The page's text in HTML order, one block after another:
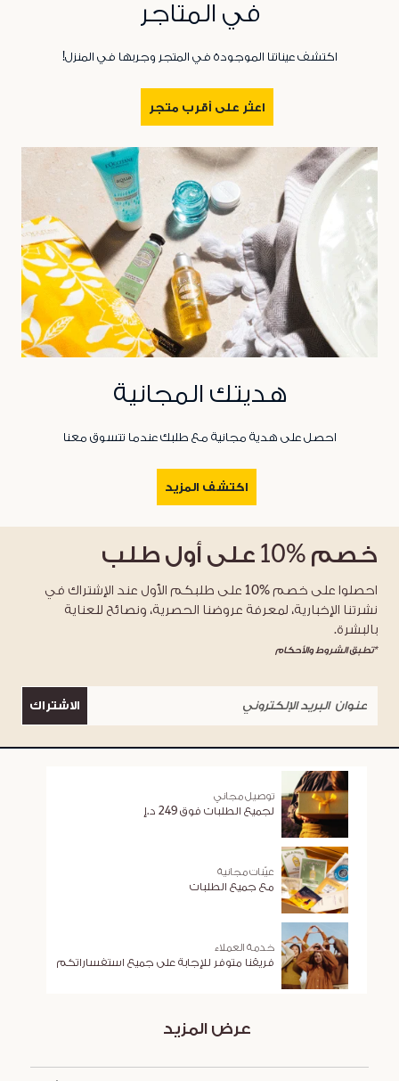
في المتاجر
اكتشف عيناتنا الموجودة في المتجر وجربها في المنزل!
اعثر على أقرب متجر
هديتك المجانية
احصل على هدية مجانية مع طلبك عندما تتسوق معنا
اكتشف المزيد
خصم %10 على أول طلب
احصلوا على خصم %10 على طلبكم الأول عند الإشتراك في
نشرتنا الإخبارية، لمعرفة عروضنا الحصرية، ونصائح للعناية
بالبشرة.
*تطبق الشروط والأحكام
الاشتراك
توصيل مجاني
لجميع الطلبات فوق 249 د.إ
عيّنات مجانية
مع جميع الطلبات
خدمة العملاء
فريقنا متوفر للإجابة على جميع استفساراتكم
عرض المزيد